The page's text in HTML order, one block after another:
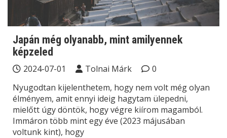
Japán még olyanabb, mint amilyennek
képzeled
2024-07-01 Tolnai Márk
0
Nyugodtan kijelenthetem, hogy nem volt még olyan
élményem, amit ennyi ideig hagytam ülepedni,
mielőtt úgy döntök, hogy végre kiírom magamból.
Immáron több mint egy éve (2023 májusában
voltunk kint), hogy